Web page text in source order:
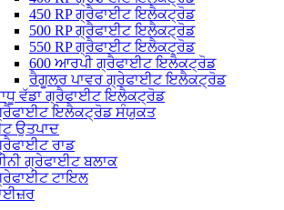
450 RP ਗ੍ਰੈਫਾਈਟ ਇਲੈਕਟ੍ਰੋਡ
500 RP ਗ੍ਰੈਫਾਈਟ ਇਲੈਕਟ੍ਰੋਡ
550 RP ਗ੍ਰੈਫਾਈਟ ਇਲੈਕਟ੍ਰੋਡ
600 ਆਰਪੀ ਗ੍ਰੈਫਾਈਟ ਇਲੈਕਟ੍ਰੋਡ
ਰੈਗੂਲਰ ਪਾਵਰ ਗ੍ਰੇਫਾਈਟ ਇਲੈਕਟ੍ਰੋਡ
ਵੱਡਾ ਗ੍ਰੈਫਾਈਟ ਇਲੈਕਟ੍ਰੋਡ
ਇਲੈਕਟ੍ਰੋਡ ਸੰਯੁਕਤ
ਉਤਪਾਦ
ਰਾਡ
ਗ੍ਰੇਫਾਈਟ ਬਲਾਕ
ਟਾਇਲ